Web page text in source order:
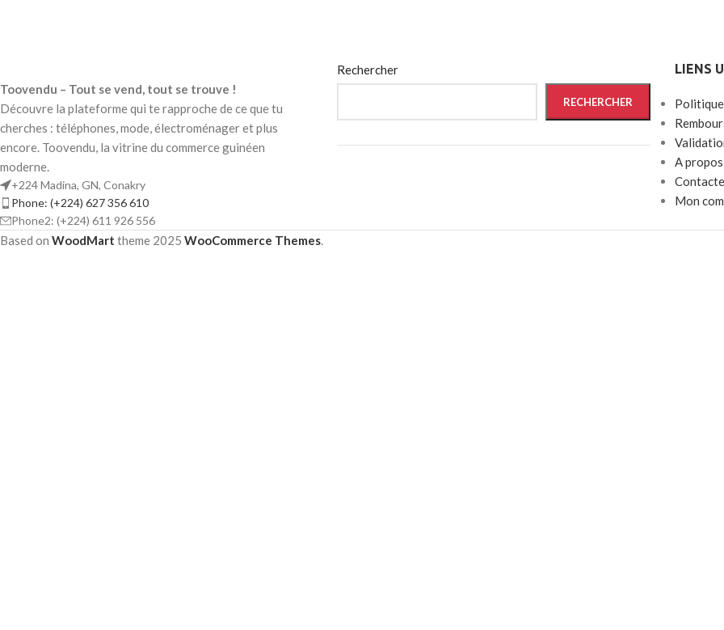
Toovendu – Tout se vend, tout se trouve !
Découvre la plateforme qui te rapproche de ce que tu
cherches : téléphones, mode, électroménager et plus
encore. Toovendu, la vitrine du commerce guinéen
moderne.
+224 Madina, GN, Conakry
Phone: (+224) 627 356 610
Phone2: (+224) 611 926 556
Rechercher
RECHERCHER
LIENS
A
Mon
Based on WoodMart theme 2025 WooCommerce Themes